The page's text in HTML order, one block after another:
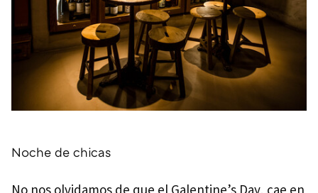
Noche de chicas
No nos olvidamos de que el Galentine’s Day, cae en